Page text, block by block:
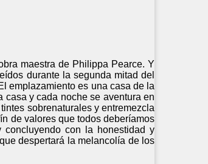
maestra de Philippa Pearce. Y
durante la segunda mitad del
emplazamiento es una casa de la
y cada noche se aventura en
sobrenaturales y entremezcla
de valores que todos deberíamos
con la honestidad y
despertará la melancolía de los